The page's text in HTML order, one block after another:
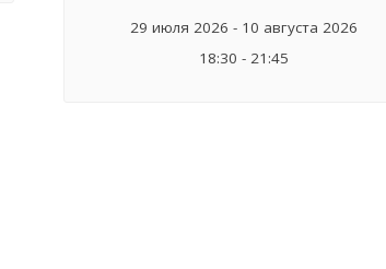
29 июля 2026 - 10 августа 2026
18:30 - 21:45